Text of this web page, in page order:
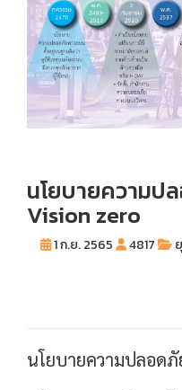
นโยบายความป
Vision zero
1 ก.ย. 2565 4817
นโยบายความปลอด